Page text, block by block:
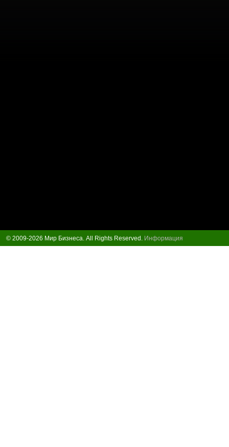
© 2009-2026 Мир Бизнеса. All Rights Reserved. Информация